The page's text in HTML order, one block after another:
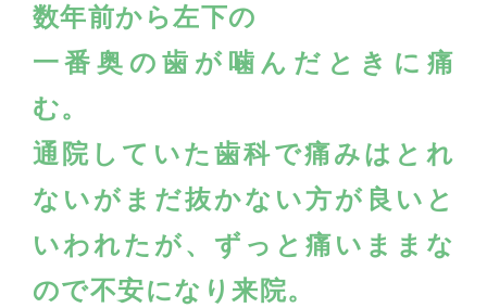
数年前から左下の
一番奥の歯が噛んだときに痛
む。
通院していた歯科で痛みはとれ
ないがまだ抜かない方が良い と
いわれたが、ずっと痛いままな
ので不安になり来院。